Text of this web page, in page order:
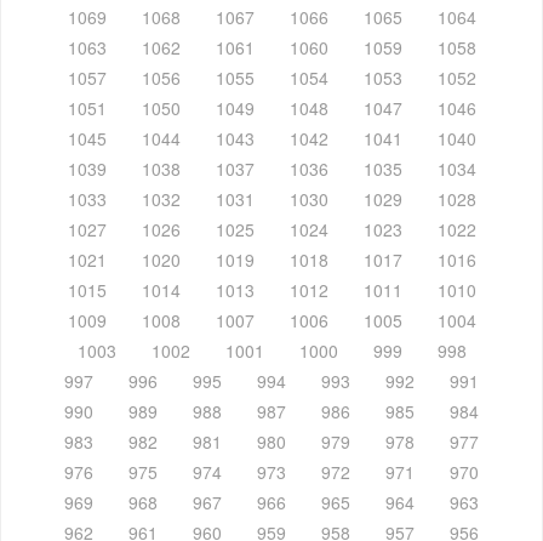
1069
1068 1067 1066 1065
1064
1063
1062 1061 1060 1059
1058
1057
1056 1055 1054 1053
1052
1051
1050 1049 1048 1047
1046
1045
1044 1043 1042 1041
1040
1039
1038 1037 1036 1035
1034
1033
1032 1031 1030 1029
1028
1027
1026 1025 1024 1023
1022
1021
1020 1019 1018 1017
1016
1015
1014 1013 1012 1011
1010
1009
1008 1007 1006 1005
1004
1003
1002 1001 1000 999
998
997
996 995 994 993 992
991
990
989 988 987 986 985
984
983
982 981 980 979 978
977
976
975 974 973 972 971
970
969
968 967 966 965 964
963
962
961 960 959 958 957 956